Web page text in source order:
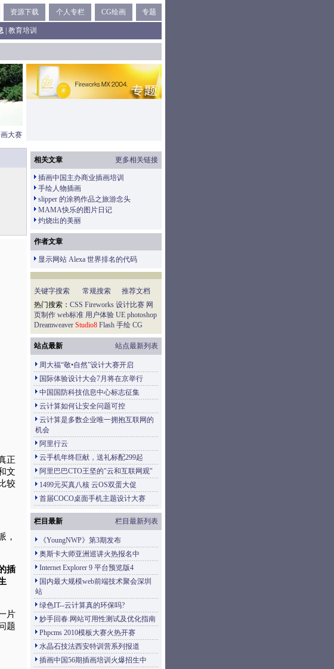
资源下载 个人专栏 CG绘画 专题
教育培训
大赛
正
文
较
，
插
片
题
相关文章 更多相关链接
插画中国主办商业插画培训
手绘人物插画
slipper 的涂鸦作品之旅游念头
MAMA快乐的图片日记
灼烧出的美丽
作者文章
显示网站 Alexa 世界排名的代码
关键字搜索 常规搜索
推荐文档
热门搜索： CSS Fireworks 设计比赛 网
页制作 web标准 用户体验 UE photoshop
Dreamweaver Studio8 Flash 手绘 CG
站点最新 站点最新列表
周大福“敬•自然”设计大赛开启
国际体验设计大会7月将在京举行
中国国防科技信息中心标志征集
云计算如何让安全问题可控
云计算是多数企业唯一拥抱互联网的
机会
阿里行云
云手机年终巨献，送礼标配299起
阿里巴巴CTO王坚的"云和互联网观"
1499元买真八核 云OS双蛋大促
首届COCO桌面手机主题设计大赛
栏目最新 栏目最新列表
《YoungNWP》第3期发布
奥斯卡大师亚洲巡讲火热报名中
Internet Explorer 9 平台预览版4
国内最大规模web前端技术聚会深圳
站
绿色IT--云计算真的环保吗?
妙手回春:网站可用性测试及优化指南
Phpcms 2010模板大赛火热开赛
水晶石技法西安特训营系列报道
插画中国56期插画培训火爆招生中